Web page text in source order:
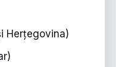
Herțegovina)